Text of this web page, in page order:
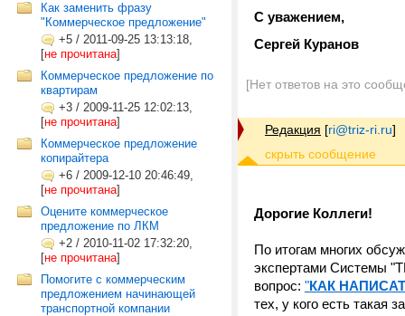
Как заменить фразу
"Коммерческое предложение"
+5 / 2011-09-25 13:13:18,
[не прочитана]
Коммерческое предложение по
квартирам
+3 / 2009-11-25 12:02:13,
[не прочитана]
Коммерческое предложение
копирайтера
+6 / 2009-12-10 20:46:49,
[не прочитана]
Оцените коммерческое
предложение по ЛКМ
+2 / 2010-11-02 17:32:20,
[не прочитана]
Помогите с коммерческим
предложением начинающей
транспортной компании
С уважением,
Сергей Куранов
[Нет ответов на это
Редакция [ri@triz-ri.ru]
Дорогие Коллеги!
По итогам многих
экспертами Системы
вопрос: "КАК
тех, у кого есть такая